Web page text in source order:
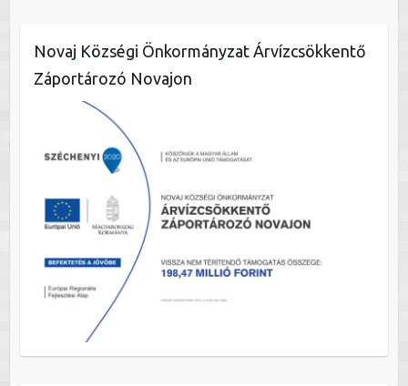
Novaj Községi Önkormányzat Árvízcsökkentő
Záportározó Novajon